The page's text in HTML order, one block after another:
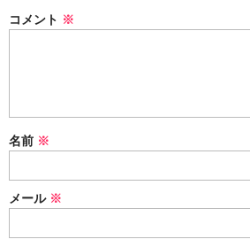
スイーツ
文具
洋菓子
コメント ※
名前 ※
メール ※